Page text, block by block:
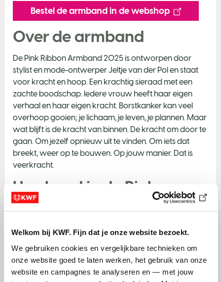
Welkom bij KWF. Fijn dat je onze website bezoekt.
We gebruiken cookies en vergelijkbare technieken om
onze website goed te laten werken, het gebruik van onze
website en campagnes te analyseren en — met jouw
Bestel de armband in de webshop
Over de armband
De Pink Ribbon Armband 2025 is ontworpen door
stylist en mode-ontwerper Jeltje van der Pol en staat
voor kracht en hoop. Een krachtig sieraad met een
zachte boodschap. Iedere vrouw heeft haar eigen
verhaal en haar eigen kracht. Borstkanker kan veel
overhoop gooien; je lichaam, je leven, je plannen. Maar
wat blijft is de kracht van binnen. De kracht om door te
gaan. Om jezelf opnieuw uit te vinden. Om iets dat
breekt, weer op te bouwen. Op jouw manier. Dat is
veerkracht.
Hoe houd je de Pink
Ribbon Armband mooi?
heeft invloed op de levensduur. De meeste sieraden
blijven mooier wanneer je ze niet draagt bij zwemmen
en douchen. Heb je een armband van verschillende
materialen? Dan kan er een reactie optreden tussen de